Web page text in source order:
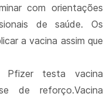
com orientações
de saúde. Os
a vacina assim que
Pfizer testa vacina
de reforço.Vacina